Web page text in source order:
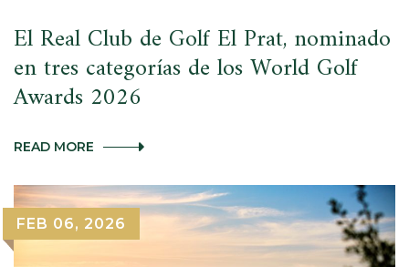
El Real Club de Golf El Prat, nominado
en tres categorías de los World Golf
Awards 2026
READ MORE EL
DE
GOLF
EL
PRAT,
FEB 06, 2026